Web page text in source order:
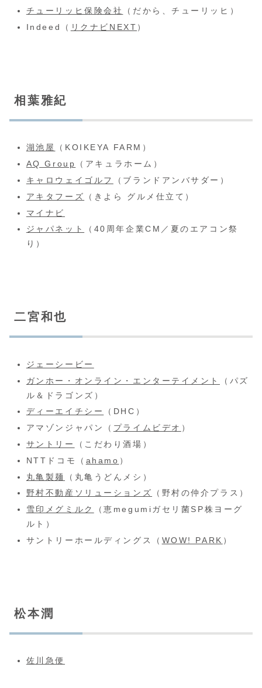
チューリッヒ保険会社
（だから、チューリッヒ）
Indeed（ リクナビNEXT ）
相葉雅紀
湖池屋
（KOIKEYA FARM）
AQ Group
（アキュラホーム）
キャロウェイゴルフ
（ブランドアンバサダー）
アキタフーズ
（きよら グルメ仕立て）
マイナビ
ジャパネット
（40周年企業CM／夏のエアコン祭
り）
二宮和也
ジェーシービー
ガンホー・オンライン・エンターテイメント
（パズ
ル＆ドラゴンズ）
ディーエイチシー
（DHC）
アマゾンジャパン（ プライムビデオ ）
サントリー
（こだわり酒場）
NTTドコモ（ ahamo ）
丸亀製麺
（丸亀うどんメシ）
野村不動産ソリューションズ
（野村の仲介プラス）
雪印メグミルク
（恵megumiガセリ菌SP株ヨーグ
ルト）
サントリーホールディングス（ WOW! PARK ）
松本潤
佐川急便